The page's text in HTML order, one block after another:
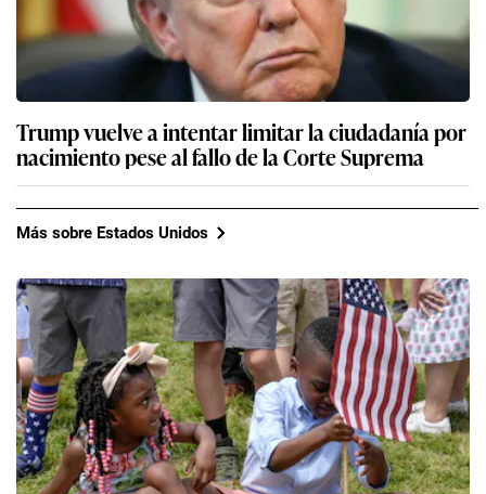
Trump vuelve a intentar limitar la ciudadanía por
nacimiento pese al fallo de la Corte Suprema
Más sobre Estados Unidos